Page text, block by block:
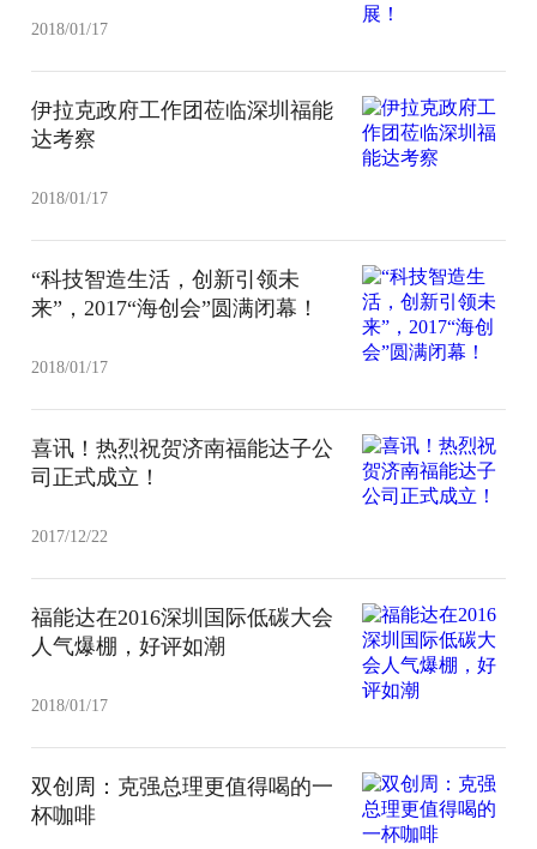
2018/01/17
伊拉克政府工作团莅临深圳福能
达考察
2018/01/17
“科技智造生活，创新引领未
来”，2017“海创会”圆满闭幕！
2018/01/17
喜讯！热烈祝贺济南福能达子公
司正式成立！
2017/12/22
福能达在2016深圳国际低碳大会
人气爆棚，好评如潮
2018/01/17
双创周：克强总理更值得喝的一
杯咖啡